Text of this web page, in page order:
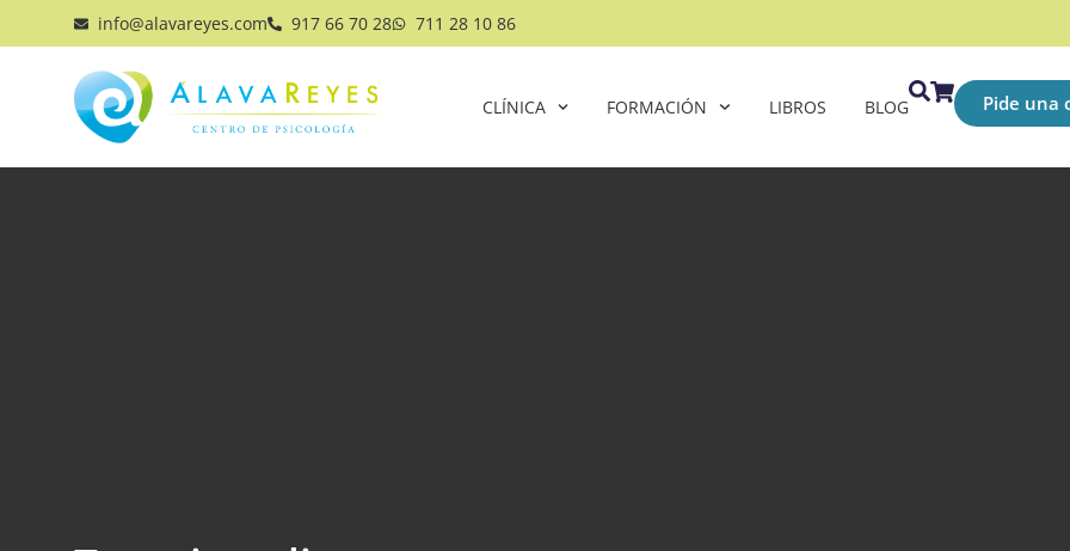
info@alavareyes.com 917 66 70 28 711 28 10 86
CLÍNICA FORMACIÓN LIBROS BLOG Pide una